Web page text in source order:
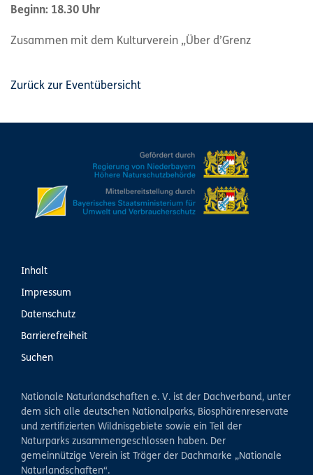
Beginn: 18.30 Uhr
Zusammen mit dem Kulturverein „Über d’Grenz
Zurück zur Eventübersicht
Inhalt
Impressum
Datenschutz
Barrierefreiheit
Suchen
Nationale Naturlandschaften e. V. ist der Dachverband, unter
dem sich alle deutschen Nationalparks, Biosphärenreservate
und zertifizierten Wildnisgebiete sowie ein Teil der
Naturparks zusammengeschlossen haben. Der
gemeinnützige Verein ist Träger der Dachmarke „Nationale
Naturlandschaften“.